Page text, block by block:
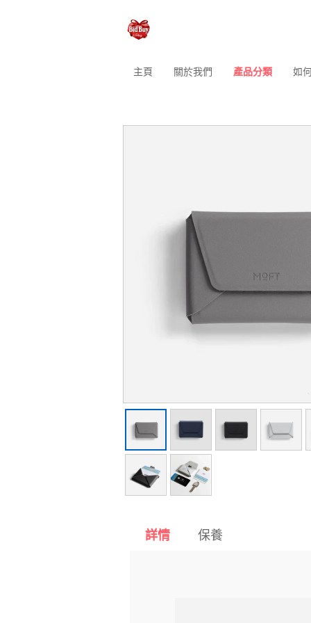
主頁 關於我們 產品分類 如
詳情 保養